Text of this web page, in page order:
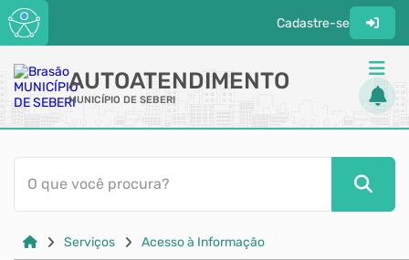
Cadastre-se
AUTOATENDIMENTO
MUNICÍPIO DE SEBERI
ACESSO RÁPIDO
Acessibilidade
Transparência
O que você procura?
Serviços Acesso à Informação